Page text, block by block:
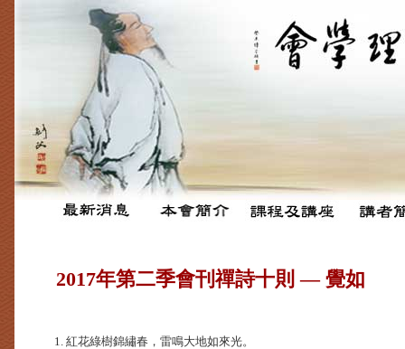
2017年第二季會刊禪詩十則 — 覺如
1. 紅花綠樹錦繡春，雷鳴大地如來光。